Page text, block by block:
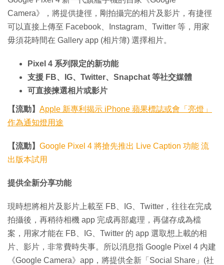
Camera》，將提供捷徑，剛拍攝完的相片及影片，有捷徑
可以直接上傳至 Facebook、Instagram、Twitter 等，用家
毋須花時間在 Gallery app (相片簿) 選擇相片。
Pixel 4 系列限定的新功能
支援 FB、IG、Twitter、Snapchat 等社交媒體
可直接揀選相片或影片
【流動】 Apple 新專利揭示 iPhone 蘋果標誌或會「亮燈」
作為通知燈用途
【流動】 Google Pixel 4 將搶先推出 Live Caption 功能 流
出版本試用
提供全新分享功能
現時想將相片及影片上載至 FB、IG、Twitter，往往在完成
拍攝後，再稍待相機 app 完成再部處理，再儲存成為檔
案，用家才能在 FB、IG、Twitter 的 app 選取想上載的相
片、影片，非常費時失事。所以消息指 Google Pixel 4 內建
《Google Camera》app，將提供全新「Social Share」(社